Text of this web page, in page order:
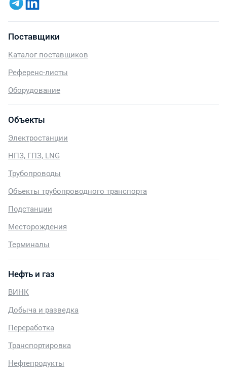
Поставщики
Каталог поставщиков
Референс-листы
Оборудование
Объекты
Электростанции
НПЗ, ГПЗ, LNG
Трубопроводы
Объекты трубопроводного транспорта
Подстанции
Месторождения
Терминалы
Нефть и газ
ВИНК
Добыча и разведка
Переработка
Транспортировка
Нефтепродукты